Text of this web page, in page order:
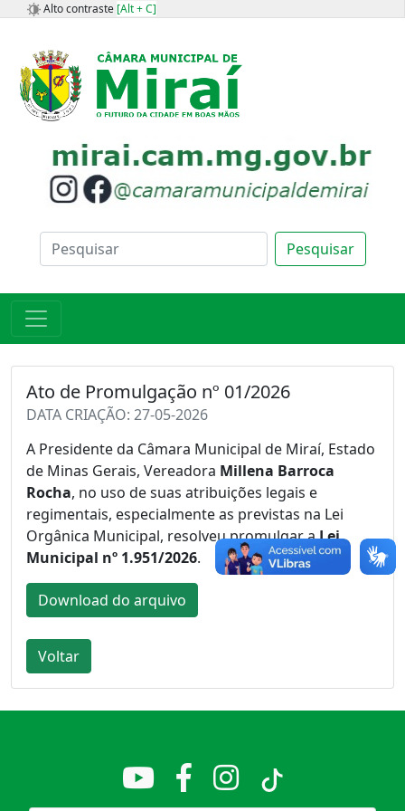
Alto contraste [Alt + C]
Pesquisar
Ato de Promulgação nº 01/2026
DATA CRIAÇÃO: 27-05-2026
A Presidente da Câmara Municipal de Miraí, Estado
de Minas Gerais, Vereadora Millena Barroca
Rocha, no uso de suas atribuições legais e
regimentais, especialmente as previstas na Lei
Orgânica Municipal, resolveu promulgar aLei
Municipal nº 1.951/2026.
Download do arquivo
Voltar